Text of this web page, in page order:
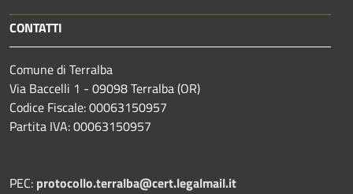
CONTATTI
Comune di Terralba
Via Baccelli 1 - 09098 Terralba (OR)
Codice Fiscale: 00063150957
Partita IVA: 00063150957
PEC: protocollo.terralba@cert.legalmail.it